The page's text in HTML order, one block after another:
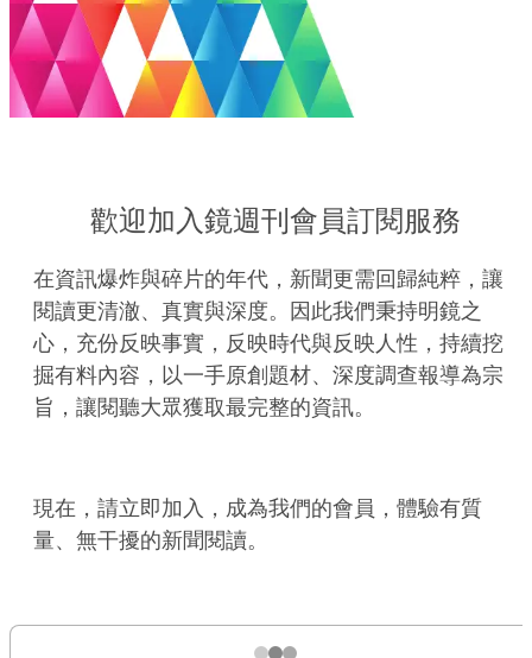
歡迎加入鏡週刊會員訂閱服務
在資訊爆炸與碎片的年代，新聞更需回歸純粹，讓
閱讀更清澈、真實與深度。因此我們秉持明鏡之
心，充份反映事實，反映時代與反映人性，持續挖
掘有料內容，以一手原創題材、深度調查報導為宗
旨，讓閱聽大眾獲取最完整的資訊。
現在，請立即加入，成為我們的會員，體驗有質
量、無干擾的新聞閱讀。